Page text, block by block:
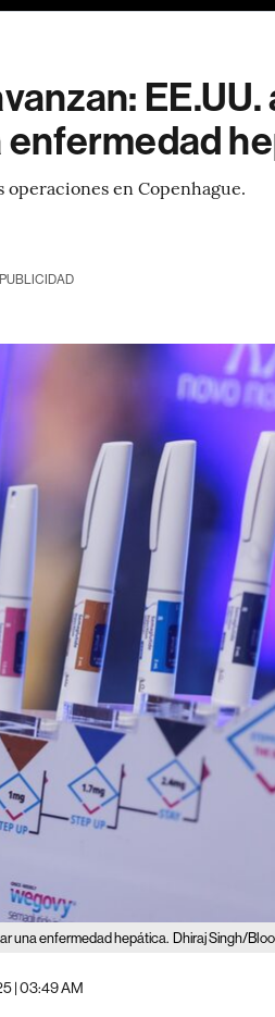
operaciones en Copenhague.
PUBLICIDAD
una enfermedad hepática. Dhiraj Singh/
| 03:49 AM